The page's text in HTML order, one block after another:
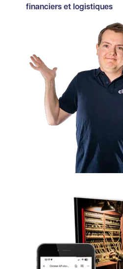
financiers et logistiques